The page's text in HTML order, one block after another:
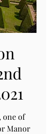
one of
Manor